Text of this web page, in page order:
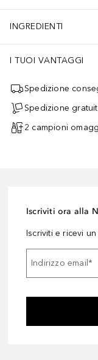
INGREDIENTI
I TUOI VANTAGGI
Spedizione
Spedizione
2 campioni
Iscriviti ora alla
Iscriviti e ricevi
Indirizzo email*